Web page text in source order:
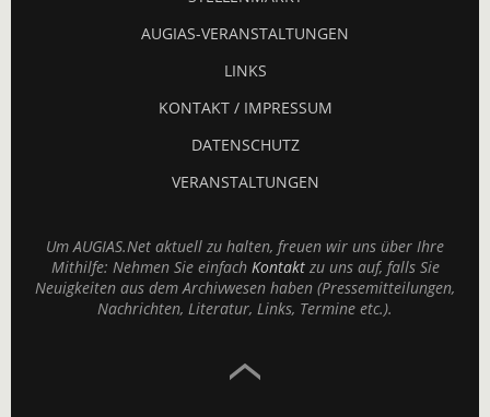
AUGIAS-VERANSTALTUNGEN
LINKS
KONTAKT / IMPRESSUM
DATENSCHUTZ
VERANSTALTUNGEN
Um AUGIAS.Net aktuell zu halten, freuen wir uns über Ihre
Mithilfe: Nehmen Sie einfach Kontaktzu uns auf, falls Sie
Neuigkeiten aus dem Archivwesen haben (Pressemitteilungen,
Nachrichten, Literatur, Links, Termine etc.).